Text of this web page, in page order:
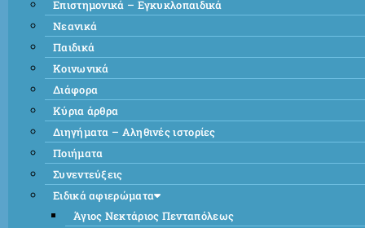
Επιστημονικά – Εγκυκλοπαιδικά
Νεανικά
Παιδικά
Κοινωνικά
Διάφορα
Κύρια άρθρα
Διηγήματα – Αληθινές ιστορίες
Ποιήματα
Συνεντεύξεις
Ειδικά αφιερώματα
Άγιος Νεκτάριος Πενταπόλεως